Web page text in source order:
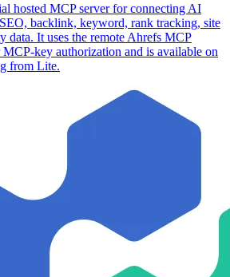
hosted MCP server for connecting AI
backlink, keyword, rank tracking, site
data. It uses the remote Ahrefs MCP
key authorization and is available on
from Lite.